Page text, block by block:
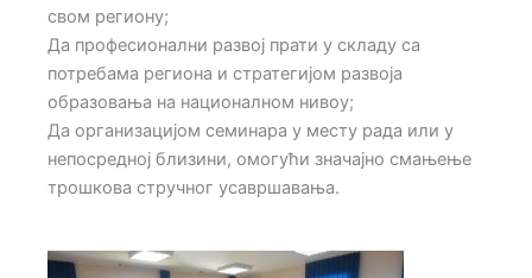
свом региону;
Да професионални развој прати у складу са
потребама региона и стратегијом развоја
образовања на националном нивоу;
Да организацијом семинара у месту рада или у
непосредној близини, омогући значајно смањење
трошкова стручног усавршавања.